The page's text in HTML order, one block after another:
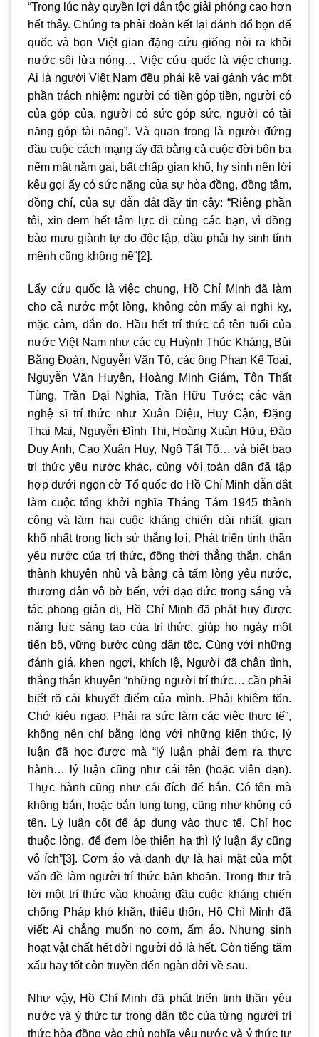
“Trong lúc này quyền lợi dân tộc giải phóng cao hơn
hết thảy. Chúng ta phải đoàn kết lại đánh đổ bọn đế
quốc và bọn Việt gian đặng cứu giống nòi ra khỏi
nước sôi lửa nóng… Việc cứu quốc là việc chung.
Ai là người Việt Nam đều phải kề vai gánh vác một
phần trách nhiệm: người có tiền góp tiền, người có
của góp của, người có sức góp sức, người có tài
năng góp tài năng”. Và quan trọng là người đứng
đầu cuộc cách mạng ấy đã bằng cả cuộc đời bôn ba
nếm mật nằm gai, bất chấp gian khổ, hy sinh nên lời
kêu gọi ấy có sức nặng của sự hòa đồng, đồng tâm,
đồng chí, của sự dẫn dắt đầy tin cậy: “Riêng phần
tôi, xin đem hết tâm lực đi cùng các bạn, vì đồng
bào mưu giành tự do độc lập, dầu phải hy sinh tính
mệnh cũng không nề”[2].
Lấy cứu quốc là việc chung, Hồ Chí Minh đã làm
cho cả nước một lòng, không còn mấy ai nghi kỵ,
mặc cảm, đắn đo. Hầu hết trí thức có tên tuổi của
nước Việt Nam như các cụ Huỳnh Thúc Kháng, Bùi
Bằng Đoàn, Nguyễn Văn Tố, các ông Phan Kế Toại,
Nguyễn Văn Huyên, Hoàng Minh Giám, Tôn Thất
Tùng, Trần Đại Nghĩa, Trần Hữu Tước; các văn
nghệ sĩ trí thức như Xuân Diệu, Huy Cận, Đặng
Thai Mai, Nguyễn Đình Thi, Hoàng Xuân Hữu, Đào
Duy Anh, Cao Xuân Huy, Ngô Tất Tố… và biết bao
trí thức yêu nước khác, cùng với toàn dân đã tập
hợp dưới ngọn cờ Tổ quốc do Hồ Chí Minh dẫn dắt
làm cuộc tổng khởi nghĩa Tháng Tám 1945 thành
công và làm hai cuộc kháng chiến dài nhất, gian
khổ nhất trong lịch sử thắng lợi. Phát triển tinh thần
yêu nước của trí thức, đồng thời thẳng thắn, chân
thành khuyên nhủ và bằng cả tấm lòng yêu nước,
thương dân vô bờ bến, với đạo đức trong sáng và
tác phong giản dị, Hồ Chí Minh đã phát huy được
năng lực sáng tạo của trí thức, giúp họ ngày một
tiến bộ, vững bước cùng dân tộc. Cùng với những
đánh giá, khen ngợi, khích lệ, Người đã chân tình,
thẳng thắn khuyên “những người trí thức… cần phải
biết rõ cái khuyết điểm của mình. Phải khiêm tốn.
Chớ kiêu ngạo. Phải ra sức làm các việc thực tế”,
không nên chỉ bằng lòng với những kiến thức, lý
luận đã học được mà “lý luận phải đem ra thực
hành… lý luận cũng như cái tên (hoặc viên đạn).
Thực hành cũng như cái đích để bắn. Có tên mà
không bắn, hoặc bắn lung tung, cũng như không có
tên. Lý luận cốt để áp dụng vào thực tế. Chỉ học
thuộc lòng, để đem lòe thiên hạ thì lý luận ấy cũng
vô ích”[3]. Cơm áo và danh dự là hai mặt của một
vấn đề làm người trí thức băn khoăn. Trong thư trả
lời một trí thức vào khoảng đầu cuộc kháng chiến
chống Pháp khó khăn, thiếu thốn, Hồ Chí Minh đã
viết: Ai chẳng muốn no cơm, ấm áo. Nhưng sinh
hoạt vật chất hết đời người đó là hết. Còn tiếng tăm
xấu hay tốt còn truyền đến ngàn đời về sau.
Như vậy, Hồ Chí Minh đã phát triển tinh thần yêu
nước và ý thức tự trọng dân tộc của từng người trí
thức hòa đồng vào chủ nghĩa yêu nước và ý thức tự